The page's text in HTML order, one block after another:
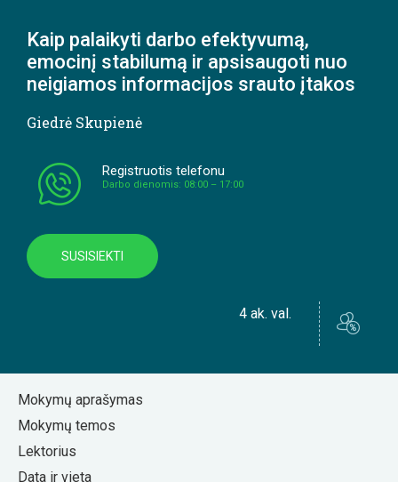
Kaip palaikyti darbo efektyvumą,
emocinį stabilumą ir apsisaugoti nuo
neigiamos informacijos srauto įtakos
Giedrė Skupienė
Registruotis telefonu
Darbo dienomis: 08:00 – 17:00
SUSISIEKTI
4 ak. val.
Mokymų aprašymas
Mokymų temos
Lektorius
Data ir vieta